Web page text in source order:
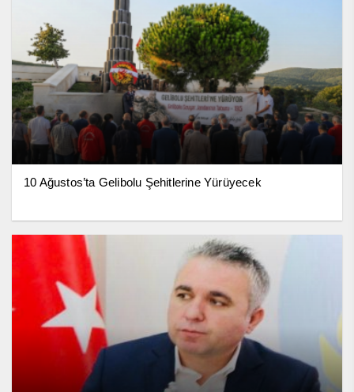
10 Ağustos’ta Gelibolu Şehitlerine Yürüyecek